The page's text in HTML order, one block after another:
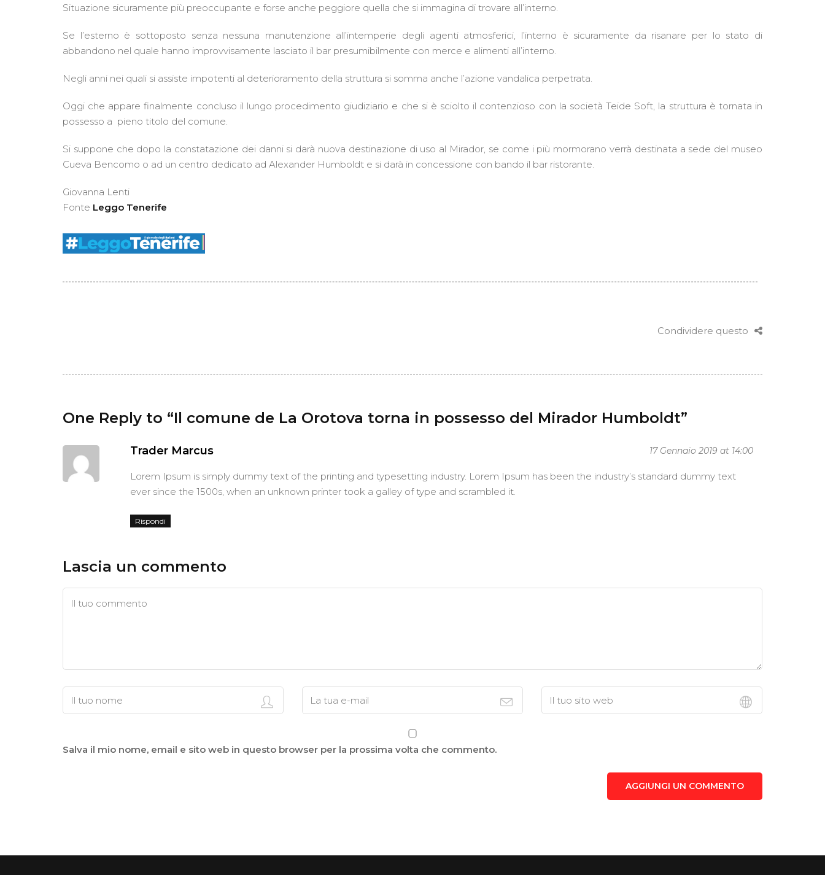
Situazione sicuramente più preoccupante e forse anche peggiore quella che si immagina di trovare all’interno.
Se l’esterno è sottoposto senza nessuna manutenzione all’intemperie degli agenti atmosferici, l’interno è sicuramente da risanare per lo stato di
abbandono nel quale hanno improvvisamente lasciato il bar presumibilmente con merce e alimenti all’interno.
Negli anni nei quali si assiste impotenti al deterioramento della struttura si somma anche l’azione vandalica perpetrata.
Oggi che appare finalmente concluso il lungo procedimento giudiziario e che si è sciolto il contenzioso con la società Teide Soft, la struttura è tornata in
possesso a pieno titolo del comune.
Si suppone che dopo la constatazione dei danni si darà nuova destinazione di uso al Mirador, se come i più mormorano verrà destinata a sede del museo
Cueva Bencomo o ad un centro dedicato ad Alexander Humboldt e si darà in concessione con bando il bar ristorante.
Giovanna Lenti
Fonte Leggo Tenerife
Condividere questo
One Reply to “Il comune de La Orotova torna in possesso del Mirador Humboldt”
Trader Marcus 17 Gennaio 2019 at 14:00
Lorem Ipsum is simply dummy text of the printing and typesetting industry. Lorem Ipsum has been the industry’s standard dummy text
ever since the 1500s, when an unknown printer took a galley of type and scrambled it.
Rispondi
Lascia un commento
Salva il mio nome, email e sito web in questo browser per la prossima volta che commento.
AGGIUNGI UN COMMENTO